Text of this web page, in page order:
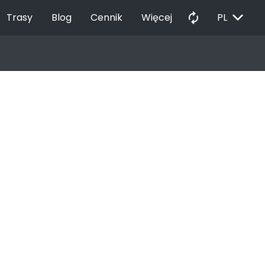
Trasy Blog Cennik Więcej autorenew PL EXPAND_MORE